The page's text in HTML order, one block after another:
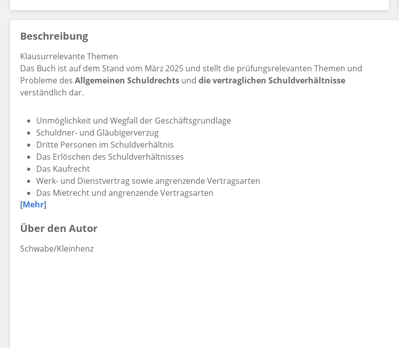
Beschreibung
Klausurrelevante Themen
Das Buch ist auf dem Stand vom März 2025 und stellt die prüfungsrelevanten Themen und
Probleme des Allgemeinen Schuldrechts und die vertraglichen Schuldverhältnisse
verständlich dar.
Unmöglichkeit und Wegfall der Geschäftsgrundlage
Schuldner- und Gläubigerverzug
Dritte Personen im Schuldverhältnis
Das Erlöschen des Schuldverhältnisses
Das Kaufrecht
Werk- und Dienstvertrag sowie angrenzende Vertragsarten
Das Mietrecht und angrenzende Vertragsarten
Fälle zum Schuldrecht AT
Sie lernen anhand von 28 Fällen die Strukturen und die materiell-rechtlichen Fragestellungen
[Mehr]
Über den Autor
Schwabe/Kleinhenz